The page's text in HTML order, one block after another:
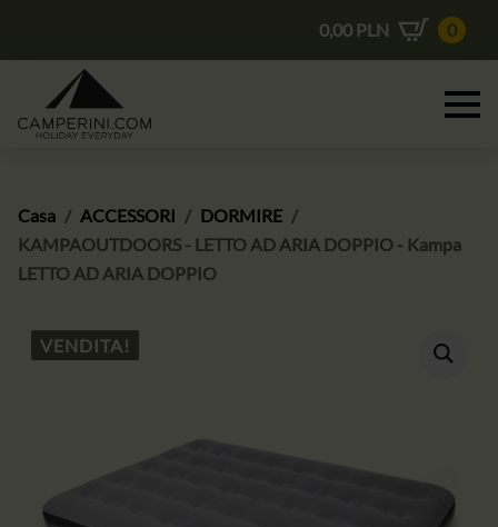
0,00 PLN 0
Casa ACCESSORI
DORMIRE
KAMPAOUTDOORS - LETTO AD ARIA DOPPIO - Kampa
LETTO AD ARIA DOPPIO
VENDITA!